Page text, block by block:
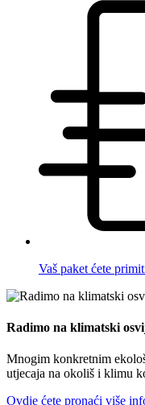
Vaš paket ćete
Radimo na klimatski
Mnogim konkretnim
utjecaja na okoliš i klimu
Ovdje ćete pronaći više